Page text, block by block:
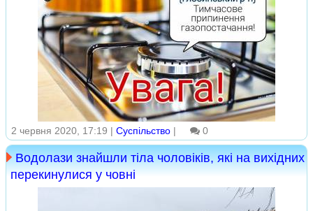
2 червня 2020, 17:19 | Суспільство | 0
Водолази знайшли тіла чоловіків, які на вихідних
перекинулися у човні